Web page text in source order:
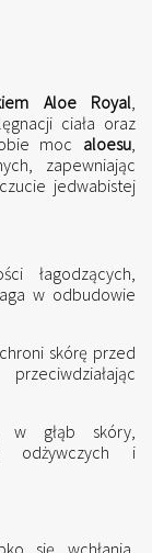
Aloe Royal,
ciała oraz
moc aloesu,
zapewniając
jedwabistej
łagodzących,
w odbudowie
skórę przed
w głąb skóry,
odżywczych i
się wchłania,